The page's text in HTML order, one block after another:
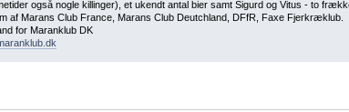
også nogle killinger), et ukendt antal bier samt Sigurd og Vitus - to
af Marans Club France, Marans Club Deutchland, DFfR, Faxe Fjerkræklub.
for Maranklub DK